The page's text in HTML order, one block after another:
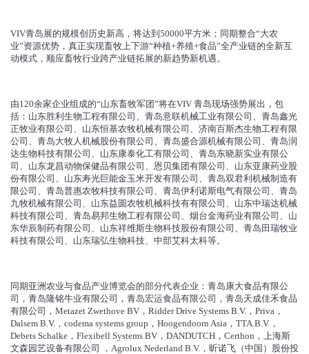
VIV青岛展的规模创历史新高，将达到50000平方米；同期整合“大农
业”资源优势，真正实现畜牧上下游“种植+养殖+食品”全产业链的全新互
动模式，顺应畜牧行业跨产业链拓展的新趋势新机遇。
由120余家企业组成的“山东畜牧军团”将在VIV 青岛现场强势展出，包
括：山东胜利生物工程有限公司、青岛意联机械工业有限公司、青岛鑫光
正牧业有限公司、山东恒基农牧机械有限公司、济南百斯杰生物工程有限
公司、青岛大牧人机械股份有限公司、青岛盛合源机械有限公司、青岛润
达生物科技有限公司、山东康泰化工有限公司、青岛东晓新实业有限公
司、山东龙昌动物保健品有限公司、恩贝集团有限公司、山东亚康药业股
份有限公司、山东寿光巨能金玉米开发有限公司、青岛双君利机械制造有
限公司、青岛普惠农牧科技有限公司、青岛伊利诺斯电气有限公司、青岛
九牧机械有限公司、山东益圆农牧机械科技有有限公司、山东中瑞达机械
科技有限公司、青岛易邦生物工程有限公司、烟台金海药业有限公司、山
东华辰制药有限公司、山东祥维斯生物科技股份有限公司、青岛田瑞牧业
科技有限公司、山东瑞弘生物科技、中部艾科太科等。
同期亚洲农业与食品产业博览会的部分代表企业：青岛康大食品有限公
司，青岛隆铭牛业有限公司，青岛宏运食品有限公司，青岛天成佳禾食品
有限公司，Metazet Zwethove BV，Ridder Drive Systems B.V.，Priva，
Dalsem B.V.，codema systems group，Hoogendoorn Asia，TTA.B.V.，
Debets Schalke，Flexibell Systems BV，DANDUTCH，Certhon，上海斯
文森园艺设备有限公司 ，Agrolux Nederland B.V.，昕诺飞（中国）股份投